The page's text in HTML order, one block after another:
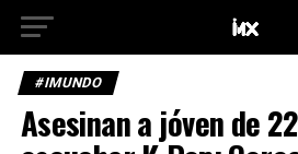
#IMUNDO
Asesinan a jóven de